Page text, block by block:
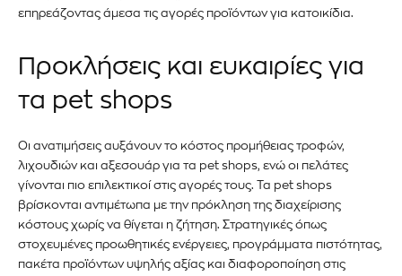
Εγγραφείτε στο Newsletter του
PetshopMarket.gr και
επηρεάζοντας άμεσα τις αγορές προϊόντων για κατοικίδια.
Προκλήσεις και ευκαιρίες για
τα pet shops
Οι ανατιμήσεις αυξάνουν το κόστος προμήθειας τροφών,
λιχουδιών και αξεσουάρ για τα pet shops, ενώ οι πελάτες
γίνονται πιο επιλεκτικοί στις αγορές τους. Τα pet shops
βρίσκονται αντιμέτωπα με την πρόκληση της διαχείρισης
κόστους χωρίς να θίγεται η ζήτηση. Στρατηγικές όπως
στοχευμένες προωθητικές ενέργειες, προγράμματα πιστότητας,
πακέτα προϊόντων υψηλής αξίας και διαφοροποίηση στις